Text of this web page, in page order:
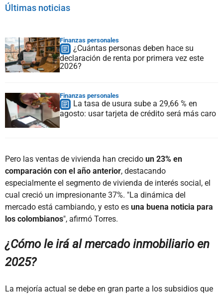
Últimas noticias
Finanzas personales
¿Cuántas personas deben hace su
declaración de renta por primera vez este
2026?
Finanzas personales
La tasa de usura sube a 29,66 % en
agosto: usar tarjeta de crédito será más caro
Pero las ventas de vivienda han crecido un 23% en
comparación con el año anterior, destacando
especialmente el segmento de vivienda de interés social, el
cual creció un impresionante 37%. "La dinámica del
mercado está cambiando, y esto es una buena noticia para
los colombianos", afirmó Torres.
¿Cómo le irá al mercado inmobiliario en
2025?
La mejoría actual se debe en gran parte a los subsidios que